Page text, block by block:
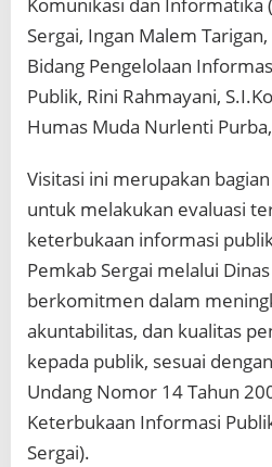
Komunikasi dan Informatika
Sergai, Ingan Malem Tarigan,
Bidang Pengelolaan
Publik, Rini Rahmayani,
Humas Muda Nurlenti
Visitasi ini merupakan
untuk melakukan evaluasi
keterbukaan informasi
Pemkab Sergai melalui
berkomitmen dalam
akuntabilitas, dan kualitas
kepada publik, sesuai
Undang Nomor 14 Tahun
Keterbukaan Informasi
Sergai).